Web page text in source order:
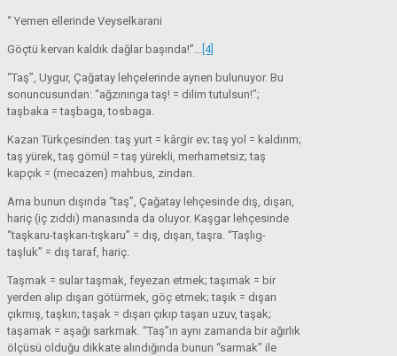
“ Yemen ellerinde Veyselkarani
Göçtü kervan kaldık dağlar başında!”… [4]
“Taş”, Uygur, Çağatay lehçelerinde aynen bulunuyor. Bu
sonuncusundan: “ağzınınga taş! = dilim tutulsun!”;
taşbaka = taşbaga, tosbaga.
Kazan Türkçesinden: taş yurt = kârgir ev; taş yol = kaldırım;
taş yürek, taş gömül = taş yürekli, merhametsiz; taş
kapçık = (mecazen) mahbus, zindan.
Ama bunun dışında “taş”, Çağatay lehçesinde dış, dışarı,
hariç (iç zıddı) manasında da oluyor. Kaşgar lehçesinde
“taşkaru-taşkarı-tışkaru” = dış, dışarı, taşra. “Taşlıg-
taşluk” = dış taraf, hariç.
Taşmak = sular taşmak, feyezan etmek; taşımak = bir
yerden alıp dışarı götürmek, göç etmek; taşık = dışarı
çıkmış, taşkın; taşak = dışarı çıkıp taşan uzuv, taşak;
taşamak = aşağı sarkmak. “Taş”ın aynı zamanda bir ağırlık
ölçüsü olduğu dikkate alındığında bunun “sarmak” ile